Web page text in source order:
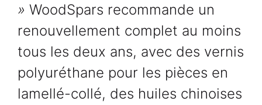
» WoodSpars recommande un
renouvellement complet au moins
tous les deux ans, avec des vernis
polyuréthane pour les pièces en
lamellé-collé, des huiles chinoises